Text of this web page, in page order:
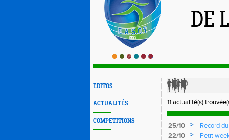
DE
EDITOS
ACTUALITÉS
COMPETITIONS
11 actualité(s)
25/10 >
Record
22/10
>
Petit